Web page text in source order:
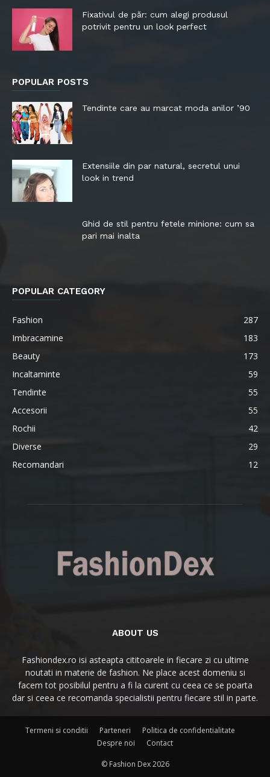
Fixativul de păr: cum alegi produsul
potrivit pentru un look perfect
POPULAR POSTS
Tendinte care au marcat moda anilor ’90
Extensiile din par natural, secretul unui
look in trend
Ghid de stil pentru fetele minione: cum sa
pari mai inalta
POPULAR CATEGORY
Fashion
287
Imbracamine
183
Beauty
173
Incaltaminte
59
Tendinte
55
Accesorii
55
Rochii
42
Diverse
29
Recomandari
12
ABOUT US
Fashiondex.ro isi asteapta cititoarele in fiecare zi cu ultime
noutati in materie de fashion. Ne place acest domeniu si
facem tot posibilul pentru a fi la curent cu ceea ce se poarta
dar si ceea ce recomanda specialistii pentru fiecare stil in parte.
Termeni si conditii Parteneri
Politica de confidentialitate
Despre noi
Contact
© Fashion Dex 2026